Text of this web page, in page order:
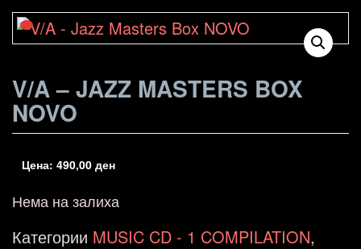
V/A – JAZZ MASTERS BOX
NOVO
Цена: 490,00 ден
Нема на залиха
Категории MUSIC CD - 1 COMPILATION,